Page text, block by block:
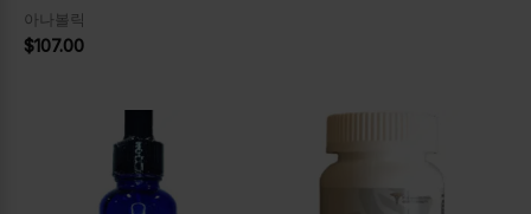
아나볼릭
$107.00